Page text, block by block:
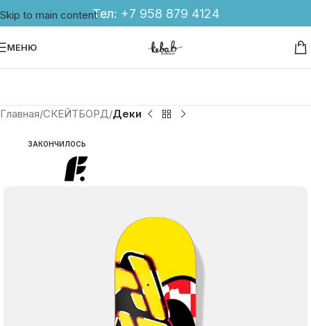
Skip to main contentТел: +7 958 879 4124
МЕНЮ
Главная СКЕЙТБОРД Деки
ЗАКОНЧИЛОСЬ